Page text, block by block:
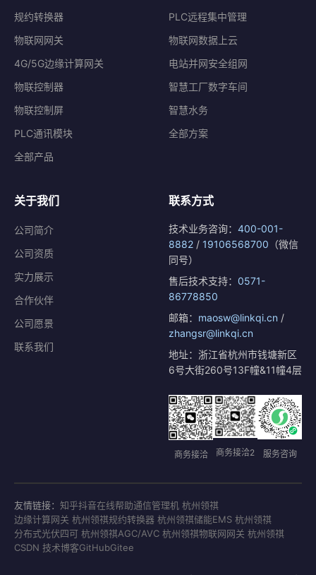
规约转换器
物联网网关
4G/5G边缘计算网关
物联控制器
物联控制屏
PLC通讯模块
全部产品
PLC远程集中管理
物联网数据上云
电站并网安全组网
智慧工厂数字车间
智慧水务
全部方案
关于我们
公司简介
公司资质
实力展示
合作伙伴
公司愿景
联系我们
联系方式
技术业务咨询： 400-001-
8882 / 19106568700 （微信
同号）
售后技术支持： 0571-
86778850
邮箱： maosw@linkqi.cn /
zhangsr@linkqi.cn
地址：浙江省杭州市钱塘新区
6号大街260号13F幢&11幢4层
商务接洽 商务接洽2 服务咨询
友情链接： 知乎抖音在线帮助通信管理机 杭州领祺
边缘计算网关 杭州领祺规约转换器 杭州领祺储能EMS 杭州领祺
分布式光伏四可 杭州领祺AGC/AVC 杭州领祺物联网网关 杭州领祺
CSDN 技术博客GitHubGitee